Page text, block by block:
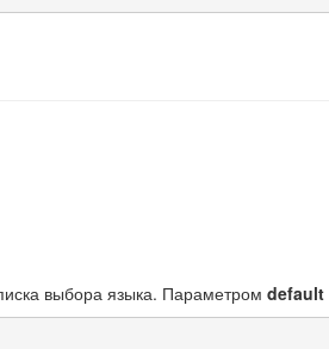
выбора языка. Параметром default